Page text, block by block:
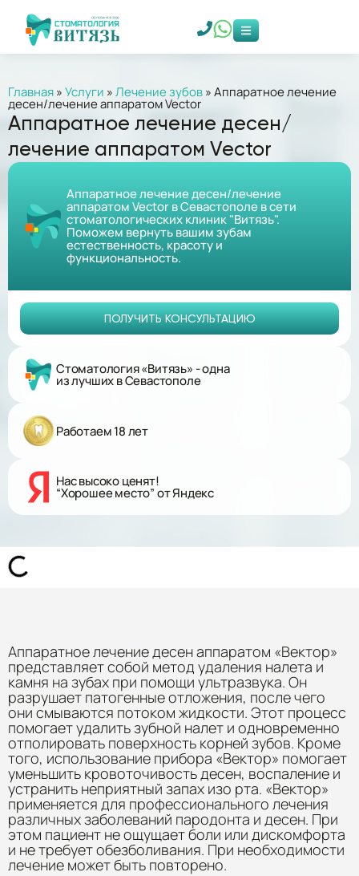
Главная»Услуги »Лечение зубов»Аппаратное лечение
десен/лечение аппаратом Vector
Аппаратное лечение десен/
лечение аппаратом Vector
Аппаратное лечение десен/лечение
аппаратом Vector в Севастополе в сети
стоматологических клиник "Витязь".
Поможем вернуть вашим зубам
естественность, красоту и
функциональность.
ПОЛУЧИТЬ КОНСУЛЬТАЦИЮ
Стоматология «Витязь» - одна
из лучших в Севастополе
Работаем 18 лет
Нас высоко ценят!
“Хорошее место” от Яндекс
Аппаратное лечение десен аппаратом «Вектор»
представляет собой метод удаления налета и
камня на зубах при помощи ультразвука. Он
разрушает патогенные отложения, после чего
они смываются потоком жидкости. Этот процесс
помогает удалить зубной налет и одновременно
отполировать поверхность корней зубов. Кроме
того, использование прибора «Вектор» помогает
уменьшить кровоточивость десен, воспаление и
устранить неприятный запах изо рта. «Вектор»
применяется для профессионального лечения
различных заболеваний пародонта и десен. При
этом пациент не ощущает боли или дискомфорта
и не требует обезболивания. При необходимости
лечение может быть повторено.